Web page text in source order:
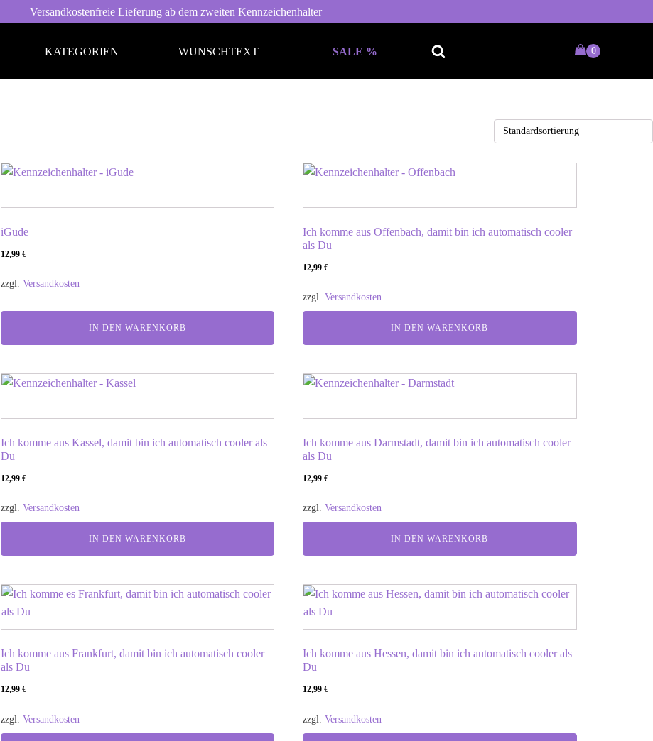
Versandkostenfreie Lieferung ab dem zweiten Kennzeichenhalter
KATEGORIEN WUNSCHTEXT SALE %
Bayrische Sprüche
Berliner Schnauze
Hessisch gebabbelt
Englisch
Keine passende Kategorie
Wunschtext
iGude
12,99 €
zzgl. Versandkosten
IN DEN WARENKORB
Ich komme aus Offenbach, damit bin ich automatisch cooler
als Du
12,99€
zzgl.Versandkosten
IN DEN WARENKORB
Ich komme aus Kassel, damit bin ich automatisch cooler als
Du
12,99 €
zzgl. Versandkosten
IN DEN WARENKORB
Ich komme aus Darmstadt, damit bin ich automatisch cooler
als Du
12,99€
zzgl.Versandkosten
IN DEN WARENKORB
Ich komme aus Frankfurt, damit bin ich automatisch cooler
als Du
12,99 €
zzgl. Versandkosten
Ich komme aus Hessen, damit bin ich automatisch cooler als
Du
12,99€
zzgl.Versandkosten